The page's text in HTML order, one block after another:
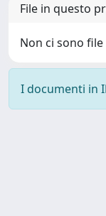
File in questo
Non ci sono
I documenti in